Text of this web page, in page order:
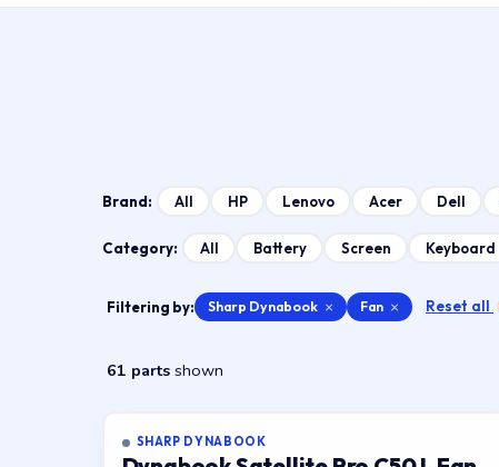
Brand: All HP Lenovo Acer Dell
Category: All Battery Screen Keyboard
Filtering by: Sharp Dynabook × Fan × Reset all
61 parts shown
SHARP DYNABOOK